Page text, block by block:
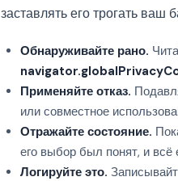
заставлять его трогать ваш
Обнаруживайте рано.
Применяйте отказ.
или совместное
Отражайте состояние.
его выбор был понят, и всё
Логируйте это.